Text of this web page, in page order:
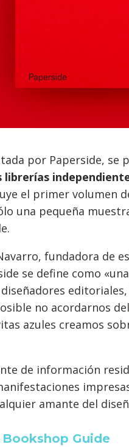
por Paperside, se
el primer volumen
una pequeña
fundadora de
se define como
no acordarnos del
azules creamos
de información
amante del
Guide